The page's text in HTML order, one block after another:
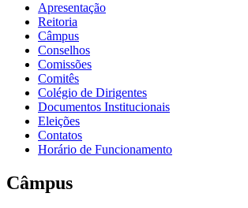
Apresentação
Reitoria
Câmpus
Conselhos
Comissões
Comitês
Colégio de Dirigentes
Documentos Institucionais
Eleições
Contatos
Horário de Funcionamento
Câmpus